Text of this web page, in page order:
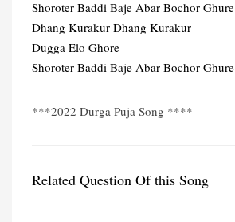
Shoroter Baddi Baje Abar Bochor Ghure
Dhang Kurakur Dhang Kurakur
Dugga Elo Ghore
Shoroter Baddi Baje Abar Bochor Ghure
***2022 Durga Puja Song ****
Related Question Of this Song